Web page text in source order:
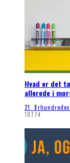
Hvad er det
allerede i
21.
10774